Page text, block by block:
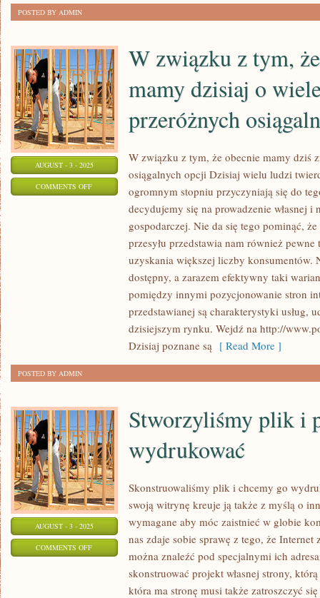
SĄ
ZDECYDOWANIE
CZYMŚ
INNYM
NIŻ
POSTED BY ADMIN
AUGUST - 3 - 2025
COMMENTS OFFON
AKTUALNIE
WIELE
WIĘCEJ
OSIĄGALNYCH
OPCJI
W związku z tym,
mamy dzisiaj o
przeróżnych
W związku z tym, że obecnie mamy dziś
osiągalnych opcji Dzisiaj wielu ludzi
ogromnym stopniu przyczyniają się do
decydujemy się na prowadzenie własnej i
gospodarczej. Nie da się tego pominąć,
przesyłu przedstawia nam również
uzyskania większej liczby konsumentów.
dostępny, a zarazem efektywny taki
pomiędzy innymi pozycjonowanie stron
przedstawianej są charakterystyki usług,
dzisiejszym rynku. Wejdź na http://
Dzisiaj poznane są [ Read More ]
POSTED BY ADMIN
AUGUST - 3 - 2025
COMMENTS OFFON
Stworzyliśmy plik i
wydrukować
Skonstruowaliśmy plik i chcemy go
swoją witrynę kreuje ją także z myślą o
wymagane aby móc zaistnieć w globie
nas zdaje sobie sprawę z tego, że
można znaleźć pod specjalnymi ich
skonstruować projekt własnej strony,
która ma stronę musi także zatroszczyć